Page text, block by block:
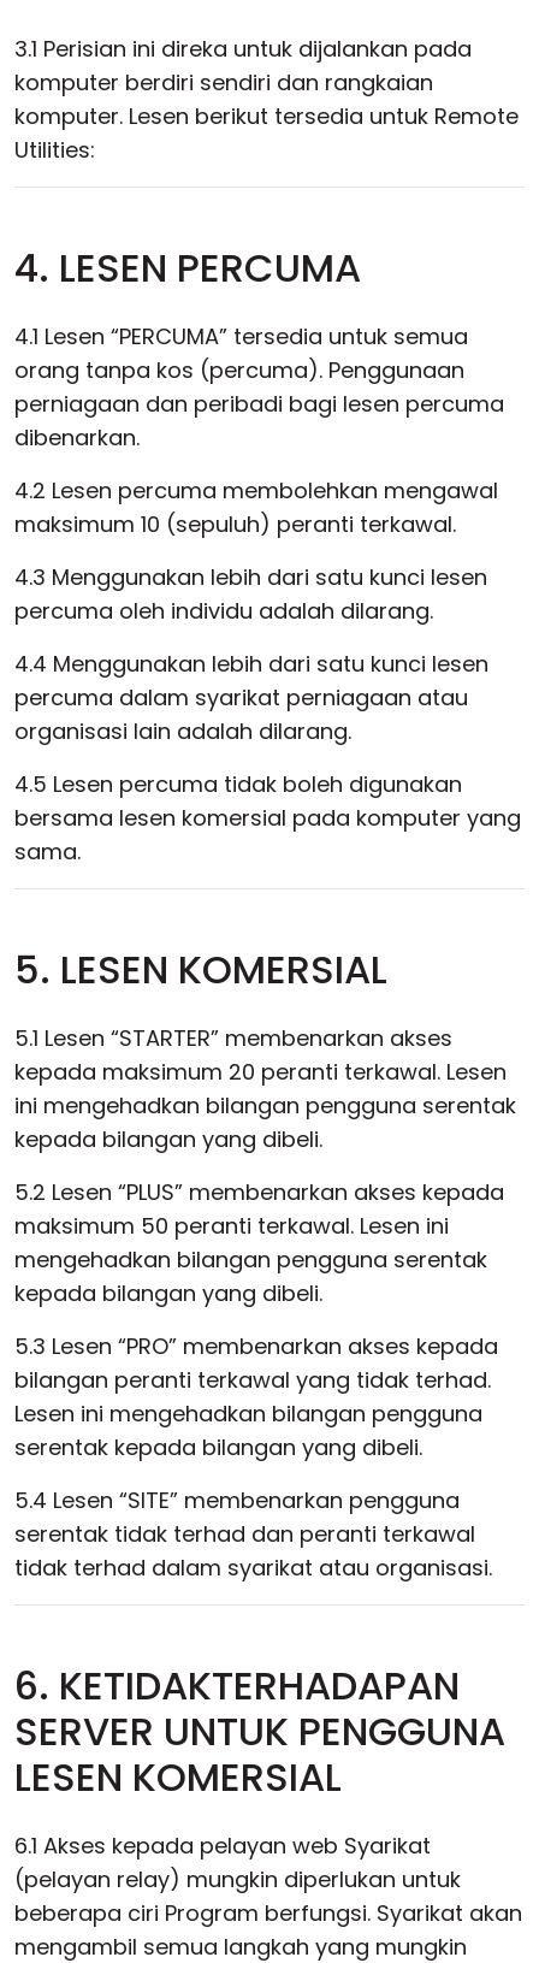
3.1 Perisian ini direka untuk dijalankan pada
komputer berdiri sendiri dan rangkaian
komputer. Lesen berikut tersedia untuk Remote
Utilities:
4. LESEN PERCUMA
4.1 Lesen “PERCUMA” tersedia untuk semua
orang tanpa kos (percuma). Penggunaan
perniagaan dan peribadi bagi lesen percuma
dibenarkan.
4.2 Lesen percuma membolehkan mengawal
maksimum 10 (sepuluh) peranti terkawal.
4.3 Menggunakan lebih dari satu kunci lesen
percuma oleh individu adalah dilarang.
4.4 Menggunakan lebih dari satu kunci lesen
percuma dalam syarikat perniagaan atau
organisasi lain adalah dilarang.
4.5 Lesen percuma tidak boleh digunakan
bersama lesen komersial pada komputer yang
sama.
5. LESEN KOMERSIAL
5.1 Lesen “STARTER” membenarkan akses
kepada maksimum 20 peranti terkawal. Lesen
ini mengehadkan bilangan pengguna serentak
kepada bilangan yang dibeli.
5.2 Lesen “PLUS” membenarkan akses kepada
maksimum 50 peranti terkawal. Lesen ini
mengehadkan bilangan pengguna serentak
kepada bilangan yang dibeli.
5.3 Lesen “PRO” membenarkan akses kepada
bilangan peranti terkawal yang tidak terhad.
Lesen ini mengehadkan bilangan pengguna
serentak kepada bilangan yang dibeli.
5.4 Lesen “SITE” membenarkan pengguna
serentak tidak terhad dan peranti terkawal
tidak terhad dalam syarikat atau organisasi.
6. KETIDAKTERHADAPAN
SERVER UNTUK PENGGUNA
LESEN KOMERSIAL
6.1 Akses kepada pelayan web Syarikat
(pelayan relay) mungkin diperlukan untuk
beberapa ciri Program berfungsi. Syarikat akan
mengambil semua langkah yang mungkin